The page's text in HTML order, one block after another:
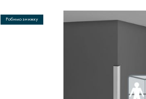
Робимо знижку